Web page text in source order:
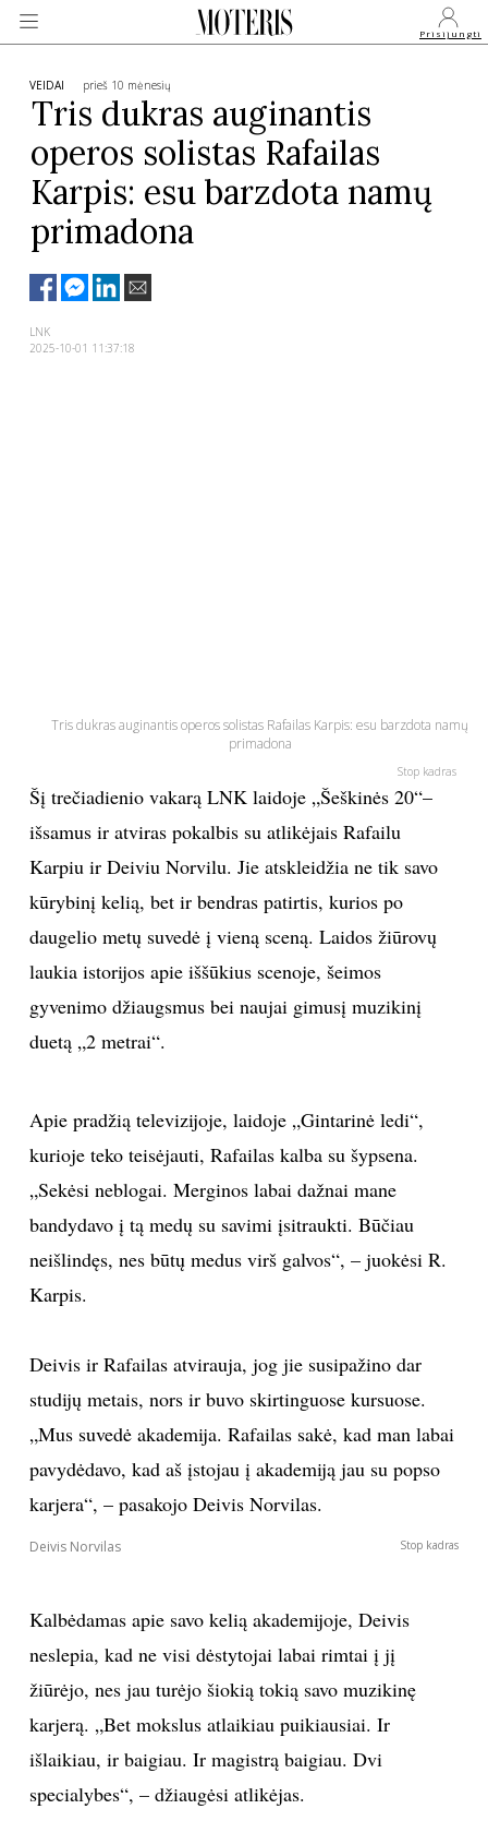
Prisijungti
VEIDAI
MONARCHIJA
MADA
GROŽIS
LAISVALAIKIS
KINAS
MUZIKA
TEATRAS
FOTOGRAFIJA
MENAS
ORAI
KNYGOS
INTERJERAS
VIRTUVĖ
RECEPTAI
VAIKAI
NELAIMĖS
VEIDAI prieš 10 mėnesių
Tris dukras auginantis
operos solistas Rafailas
Karpis: esu barzdota namų
primadona
LNK
2025-10-01 11:37:18
Tris dukras auginantis operos solistas Rafailas Karpis: esu barzdota namų
primadona
Stop kadras
Šį trečiadienio vakarą LNK laidoje „Šeškinės 20“–
išsamus ir atviras pokalbis su atlikėjais Rafailu
Karpiu ir Deiviu Norvilu. Jie atskleidžia ne tik savo
kūrybinį kelią, bet ir bendras patirtis, kurios po
daugelio metų suvedė į vieną sceną. Laidos žiūrovų
laukia istorijos apie iššūkius scenoje, šeimos
gyvenimo džiaugsmus bei naujai gimusį muzikinį
duetą „2 metrai“.
Apie pradžią televizijoje, laidoje „Gintarinė ledi“,
kurioje teko teisėjauti, Rafailas kalba su šypsena.
„Sekėsi neblogai. Merginos labai dažnai mane
bandydavo į tą medų su savimi įsitraukti. Būčiau
neišlindęs, nes būtų medus virš galvos“, – juokėsi R.
Karpis.
Deivis ir Rafailas atvirauja, jog jie susipažino dar
studijų metais, nors ir buvo skirtinguose kursuose.
„Mus suvedė akademija. Rafailas sakė, kad man labai
pavydėdavo, kad aš įstojau į akademiją jau su popso
karjera“, – pasakojo Deivis Norvilas.
Deivis Norvilas Stop kadras
Kalbėdamas apie savo kelią akademijoje, Deivis
neslepia, kad ne visi dėstytojai labai rimtai į jį
žiūrėjo, nes jau turėjo šiokią tokią savo muzikinę
karjerą. „Bet mokslus atlaikiau puikiausiai. Ir
išlaikiau, ir baigiau. Ir magistrą baigiau. Dvi
specialybes“, – džiaugėsi atlikėjas.